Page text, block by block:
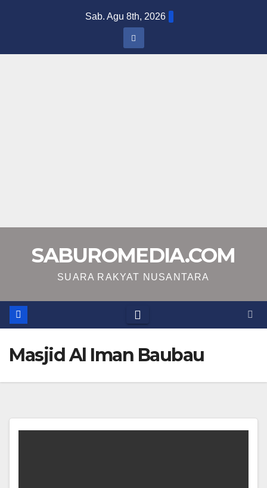
Sab. Agu 8th, 2026
SABUROMEDIA.COM
SUARA RAKYAT NUSANTARA
Masjid Al Iman Baubau